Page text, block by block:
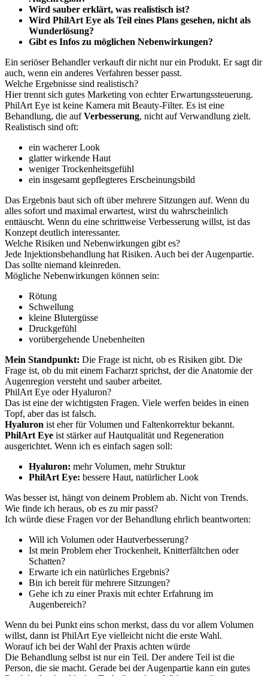
Wird sauber erklärt, was realistisch ist?
Wird PhilArt Eye als Teil eines Plans gesehen, nicht als
Wunderlösung?
Gibt es Infos zu möglichen Nebenwirkungen?
Ein seriöser Behandler verkauft dir nicht nur ein Produkt. Er sagt dir
auch, wenn ein anderes Verfahren besser passt.
Welche Ergebnisse sind realistisch?
Hier trennt sich gutes Marketing von echter Erwartungssteuerung.
PhilArt Eye ist keine Kamera mit Beauty-Filter. Es ist eine
Behandlung, die aufVerbesserung, nicht auf Verwandlung zielt.
Realistisch sind oft:
ein wacherer Look
glatter wirkende Haut
weniger Trockenheitsgefühl
ein insgesamt gepflegteres Erscheinungsbild
Das Ergebnis baut sich oft über mehrere Sitzungen auf. Wenn du
alles sofort und maximal erwartest, wirst du wahrscheinlich
enttäuscht. Wenn du eine schrittweise Verbesserung willst, ist das
Konzept deutlich interessanter.
Welche Risiken und Nebenwirkungen gibt es?
Jede Injektionsbehandlung hat Risiken. Auch bei der Augenpartie.
Das sollte niemand kleinreden.
Mögliche Nebenwirkungen können sein:
Rötung
Schwellung
kleine Blutergüsse
Druckgefühl
vorübergehende Unebenheiten
Mein Standpunkt: Die Frage ist nicht, ob es Risiken gibt. Die
Frage ist, ob du mit einem Facharzt sprichst, der die Anatomie der
Augenregion versteht und sauber arbeitet.
PhilArt Eye oder Hyaluron?
Das ist eine der wichtigsten Fragen. Viele werfen beides in einen
Topf, aber das ist falsch.
Hyaluron ist eher für Volumen und Faltenkorrektur bekannt.
PhilArt Eye ist stärker auf Hautqualität und Regeneration
ausgerichtet. Wenn ich es einfach sagen soll:
Hyaluron: mehr Volumen, mehr Struktur
PhilArt Eye: bessere Haut, natürlicher Look
Was besser ist, hängt von deinem Problem ab. Nicht von Trends.
Wie finde ich heraus, ob es zu mir passt?
Ich würde diese Fragen vor der Behandlung ehrlich beantworten:
Will ich Volumen oder Hautverbesserung?
Ist mein Problem eher Trockenheit, Knitterfältchen oder
Schatten?
Erwarte ich ein natürliches Ergebnis?
Bin ich bereit für mehrere Sitzungen?
Gehe ich zu einer Praxis mit echter Erfahrung im
Augenbereich?
Wenn du bei Punkt eins schon merkst, dass du vor allem Volumen
willst, dann ist PhilArt Eye vielleicht nicht die erste Wahl.
Worauf ich bei der Wahl der Praxis achten würde
Die Behandlung selbst ist nur ein Teil. Der andere Teil ist die
Person, die sie macht. Gerade bei der Augenpartie kann ein gutes